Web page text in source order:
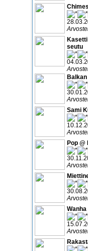
Kasetti
seutu
Sami
Pop @